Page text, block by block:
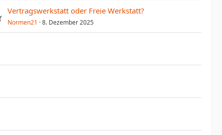
Vertragswerkstatt oder Freie Werkstatt?
Normen21 8. Dezember 2025